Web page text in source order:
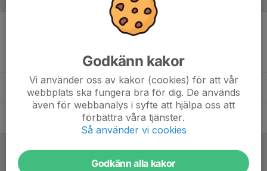
Hjälpledare
Anica KrsticSpelande coach
Linda Holmqvist Hjälpledare
Susanna Karlsson HakalaHuvudansvarig
Lagledare/Coach
Referat
Godkänn kakor
Vi använder oss av kakor (cookies) för att vår
webbplats ska fungera bra för dig. De används
även för webbanalys i syfte att hjälpa oss att
förbättra våra tjänster.
Så använder vi cookies
Godkänn alla kakor